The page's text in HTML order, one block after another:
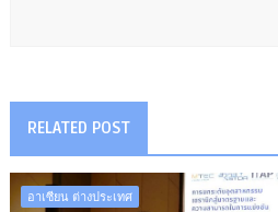
RELATED POST
อาเซียน ต่างประเทศ